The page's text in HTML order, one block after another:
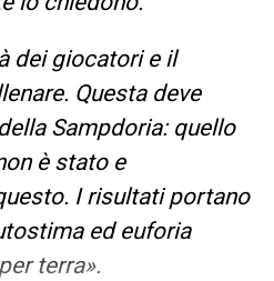
dei giocatori e il
Questa deve
Sampdoria: quello
è stato e
I risultati portano
ed euforia
terra».